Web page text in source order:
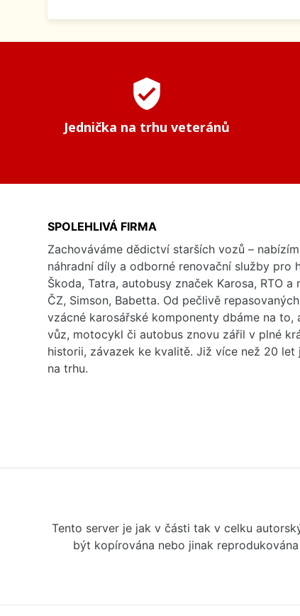
verified_user
Jednička na trhu veteránů
SPOLEHLIVÁ FIRMA
Zachováváme dědictví starších vozů –
náhradní díly a odborné renovační služby pro
Škoda, Tatra, autobusy značek Karosa, RTO
ČZ, Simson, Babetta. Od pečlivě
vzácné karosářské komponenty dbáme na to,
vůz, motocykl či autobus znovu zářil v plné
historii, závazek ke kvalitě. Již více než 20 let
na trhu.
Tento server je jak v části tak v celku
být kopírována nebo jinak